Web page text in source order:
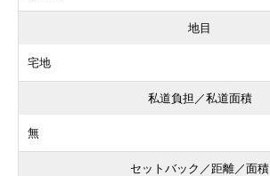
地目
宅地
私道負担／私道面積
無
セットバック／距離／面積